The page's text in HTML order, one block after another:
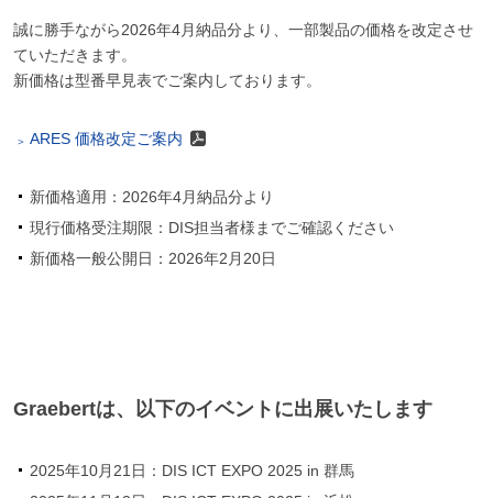
誠に勝手ながら2026年4月納品分より、一部製品の価格を改定させ
ていただきます。
新価格は型番早見表でご案内しております。
ARES 価格改定ご案内
新価格適用：2026年4月納品分より
現行価格受注期限：DIS担当者様までご確認ください
新価格一般公開日：2026年2月20日
Graebertは、以下のイベントに出展いたします
2025年10月21日：DIS ICT EXPO 2025 in 群馬